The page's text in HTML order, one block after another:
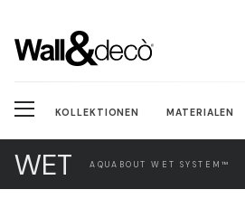
KOLLEKTIONEN MATERIALEN
WET AQUABOUT WET SYSTEM™